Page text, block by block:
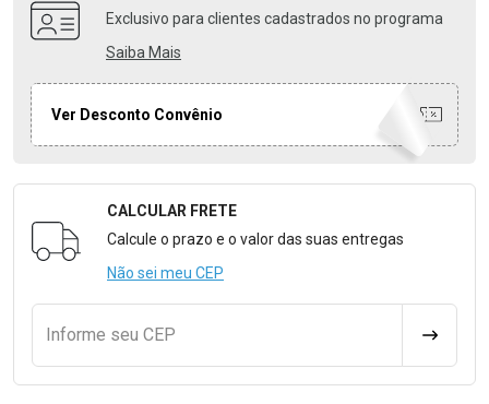
Exclusivo para clientes cadastrados no programa
Saiba Mais
Ver Desconto Convênio
Formulário para Calcular o Frete
CALCULAR FRETE
Calcule o prazo e o valor das suas entregas
Não sei meu CEP
Informe seu CEP